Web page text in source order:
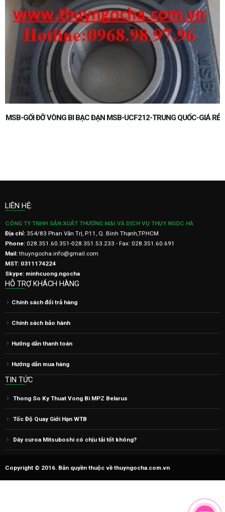
MSB-GỐI ĐỠ VÒNG BI BẠC ĐẠN MSB-UCF212-TRUNG QUỐC-GIÁ RẺ
LIÊN HỆ:
CÔNG TY TNHH SẢN XUẤT THƯƠNG MẠI VÀ DỊCH VỤ THỤY NGỌC HÀ
Địa chỉ: 354/83 Phan Văn Trị, P.11, Q. Bình Thạnh,TP.HCM
Phone: 028.351.60.351-028.351.53.233 - Fax: 028.351.60.691
Mail:thuyngocha.info@gmail.com
MST: 0311174224
Skype: minhcuong.ngocha
HỖ TRỢ KHÁCH HÀNG
Chính sách đổi trả hàng
Chính sách bảo hành
Hướng dẫn thanh toán
Hướng dẫn mua hàng
TIN TỨC
Thong So Ky Thuat Vong Bi MPZ Belarus
Tốc Độ Quay Giới Hạn WTB
Dây curoa Mitsuboshi có chịu tải tốt không?
Copyright © 2016. Bản quyền thuộc về thuyngocha.com.vn